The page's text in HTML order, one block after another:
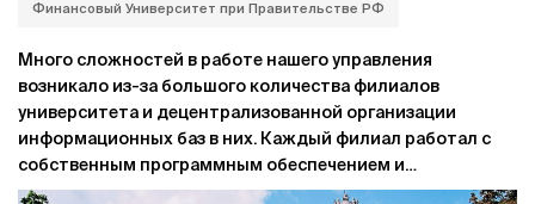
Финансовый Университет при Правительстве РФ
Много сложностей в работе нашего управления
возникало из-за большого количества филиалов
университета и децентрализованной организации
информационных баз в них. Каждый филиал работал с
собственным программным обеспечением и
собственной базой данных. Невозможно было получить